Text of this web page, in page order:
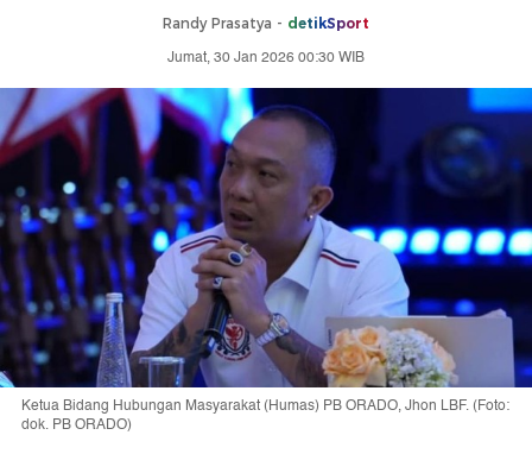
Randy Prasatya - detikSport
Jumat, 30 Jan 2026 00:30 WIB
Ketua Bidang Hubungan Masyarakat (Humas) PB ORADO, Jhon LBF. (Foto:
dok. PB ORADO)